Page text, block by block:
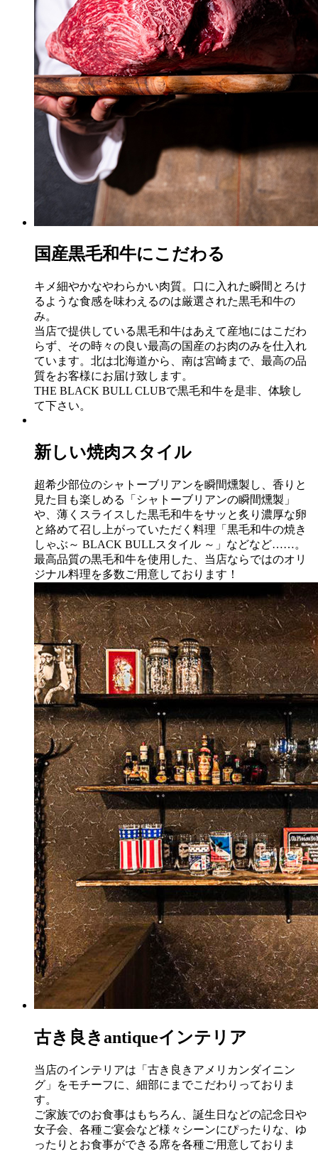
国産黒毛和牛にこだわる
キメ細やかなやわらかい肉質。口に入れた瞬間とろけ
るような食感を味わえるのは厳選された黒毛和牛の
み。
当店で提供している黒毛和牛はあえて産地にはこだわ
らず、その時々の良い最高の国産のお肉のみを仕入れ
ています。北は北海道から、南は宮崎まで、最高の品
質をお客様にお届け致します。
THE BLACK BULL CLUBで黒毛和牛を是非、体験し
て下さい。
新しい焼肉スタイル
超希少部位のシャトーブリアンを瞬間燻製し、香りと
見た目も楽しめる「シャトーブリアンの瞬間燻製」
や、薄くスライスした黒毛和牛をサッと炙り濃厚な卵
と絡めて召し上がっていただく料理「黒毛和牛の焼き
しゃぶ～ BLACK BULLスタイル ～」などなど……。
最高品質の黒毛和牛を使用した、当店ならではのオリ
ジナル料理を多数ご用意しております！
古き良きantiqueインテリア
当店のインテリアは「古き良きアメリカンダイニン
グ」をモチーフに、細部にまでこだわりっておりま
す。
ご家族でのお食事はもちろん、誕生日などの記念日や
女子会、各種ご宴会など様々シーンにぴったりな、ゆ
ったりとお食事ができる席を各種ご用意しておりま